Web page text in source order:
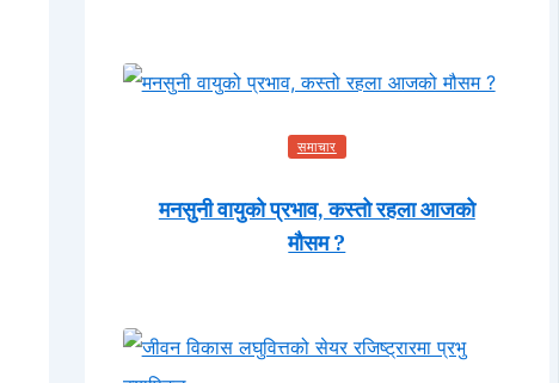
समाचार
मनसुनी वायुको प्रभाव, कस्तो रहला आजको
मौसम ?